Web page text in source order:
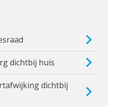
dichtbij huis
dichtbij